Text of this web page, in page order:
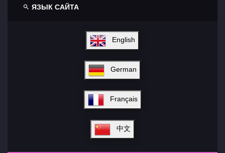
ЯЗЫК САЙТА
English
German
Français
中文